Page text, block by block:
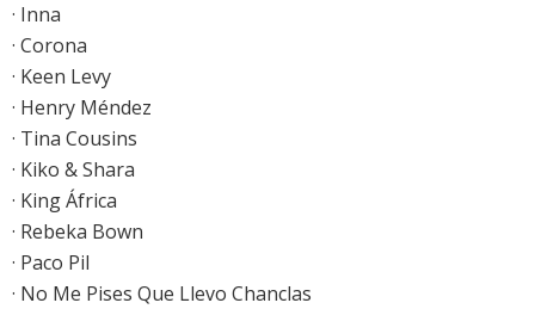
· Inna
· Corona
· Keen Levy
· Henry Méndez
· Tina Cousins
· Kiko & Shara
· King África
· Rebeka Bown
· Paco Pil
· No Me Pises Que Llevo Chanclas